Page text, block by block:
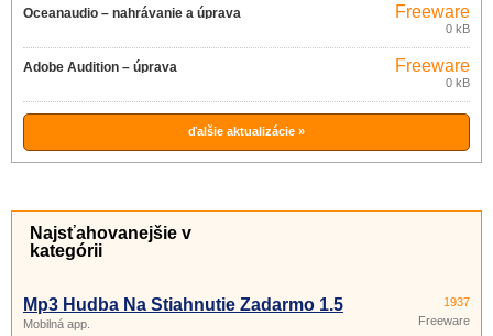
Oceanaudio – nahrávanie a úprava
Freeware
0 kB
Adobe Audition – úprava
Freeware
0 kB
ďalšie aktualizácie »
Najsťahovanejšie v
kategórii
Mp3 Hudba Na Stiahnutie Zadarmo 1.5
Mobilná app.
1937
Freeware